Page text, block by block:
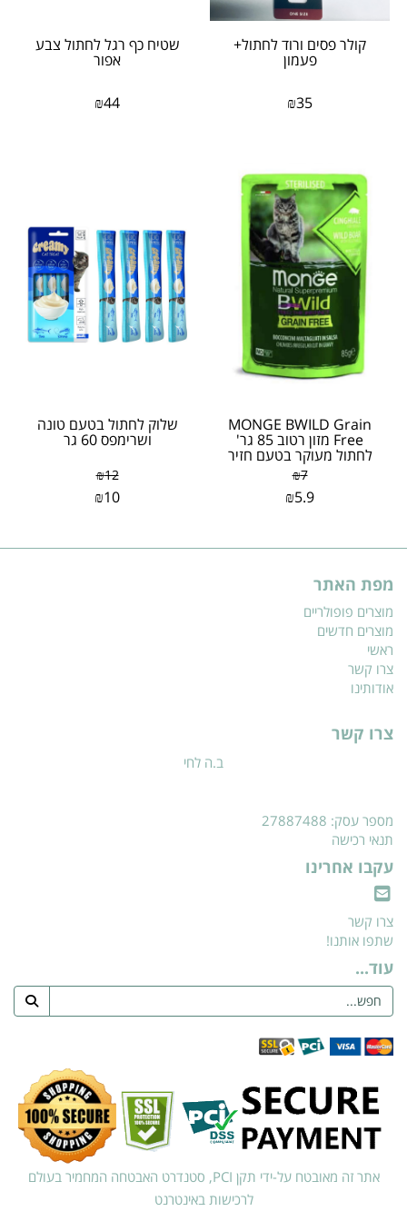
קולר פסים ורוד לחתול+
פעמון
₪35
שטיח כף רגל לחתול צבע
אפור
₪44
MONGE BWILD Grain
Free מזון רטוב 85 גר'
לחתול מעוקר בטעם חזיר
וירקות
₪7
₪5.9
שלוק לחתול בטעם טונה
ושרימפס 60 גר
₪12
₪10
מפת האתר
מוצרים פופולריים
מוצרים חדשים
ראשי
צרו קשר
אודותינו
צרו קשר
ב.ה לחי
מספר עסק: 27887488
תנאי רכישה
עקבו אחרינו
צרו קשר
שתפו אותנו!
עוד...
אתר זה מאובטח על-ידי תקן PCI, סטנדרט האבטחה המחמיר בעולם
לרכישות באינטרנט